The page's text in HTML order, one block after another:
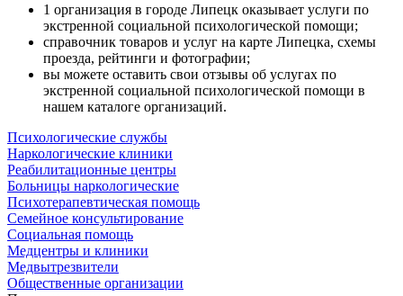
1 организация в городе Липецк оказывает услуги по
экстренной социальной психологической помощи;
справочник товаров и услуг на карте Липецка, схемы
проезда, рейтинги и фотографии;
вы можете оставить свои отзывы об услугах по
экстренной социальной психологической помощи в
нашем каталоге организаций.
Психологические службы
Наркологические клиники
Реабилитационные центры
Больницы наркологические
Психотерапевтическая помощь
Семейное консультирование
Социальная помощь
Медцентры и клиники
Медвытрезвители
Общественные организации